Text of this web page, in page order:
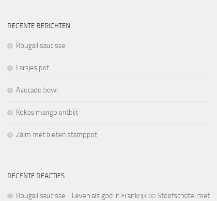
RECENTE BERICHTEN
Rougail saucisse
Larsjes pot
Avocado bowl
Kokos mango ontbijt
Zalm met bieten stamppot
RECENTE REACTIES
Rougail saucisse - Leven als god in Frankrijk op Stoofschotel met